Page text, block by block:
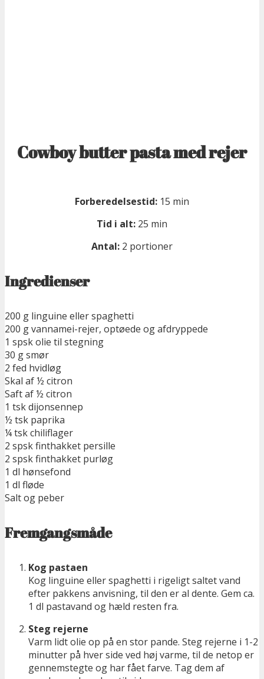
Cowboy butter pasta med rejer
Forberedelsestid: 15 min
Tid i alt: 25 min
Antal: 2 portioner
Ingredienser
200 g linguine eller spaghetti
200 g vannamei-rejer, optøede og afdryppede
1 spsk olie til stegning
30 g smør
2 fed hvidløg
Skal af ½ citron
Saft af ½ citron
1 tsk dijonsennep
½ tsk paprika
¼ tsk chiliflager
2 spsk finthakket persille
2 spsk finthakket purløg
1 dl hønsefond
1 dl fløde
Salt og peber
Fremgangsmåde
Kog pastaen
Kog linguine eller spaghetti i rigeligt saltet vand
efter pakkens anvisning, til den er al dente. Gem ca.
1 dl pastavand og hæld resten fra.
Steg rejerne
Varm lidt olie op på en stor pande. Steg rejerne i 1-2
minutter på hver side ved høj varme, til de netop er
gennemstegte og har fået farve. Tag dem af